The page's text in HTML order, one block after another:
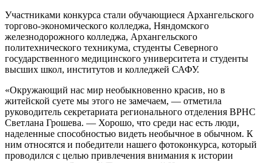
Участниками конкурса стали обучающиеся Архангельского
торгово-экономического колледжа, Няндомского
железнодорожного колледжа, Архангельского
политехнического техникума, студенты Северного
государственного медицинского университета и студенты
высших школ, институтов и колледжей САФУ.
«Окружающий нас мир необыкновенно красив, но в
житейской суете мы этого не замечаем, — отметила
руководитель секретариата регионального отделения ВРНС
Светлана Грошева. — Хорошо, что среди нас есть люди,
наделенные способностью видеть необычное в обычном. К
ним относятся и победители нашего фотоконкурса, который
проводился с целью привлечения внимания к истории